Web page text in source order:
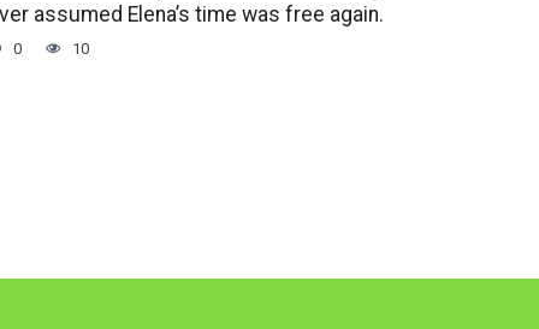
assumed Elena’s time was free again.
0 10